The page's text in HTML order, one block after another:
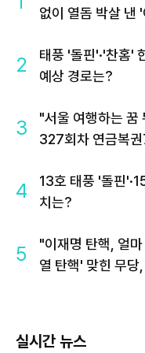
없이 열돔 박살 낸
2
태풍 '돌핀'·'찬홈'
예상 경로는?
3
"서울 여행하는 꿈
327회차 연금복
4
13호 태풍 '돌핀
치는?
5
"이재명 탄핵, 얼
열 탄핵' 맞힌 무
실시간 뉴스